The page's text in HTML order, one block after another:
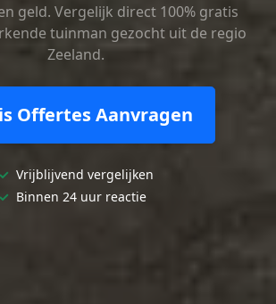
geld. Vergelijk direct 100% gratis
tuinman gezocht uit de regio
Zeeland.
Offertes Aanvragen
✓ Vrijblijvend vergelijken
✓ Binnen 24 uur reactie